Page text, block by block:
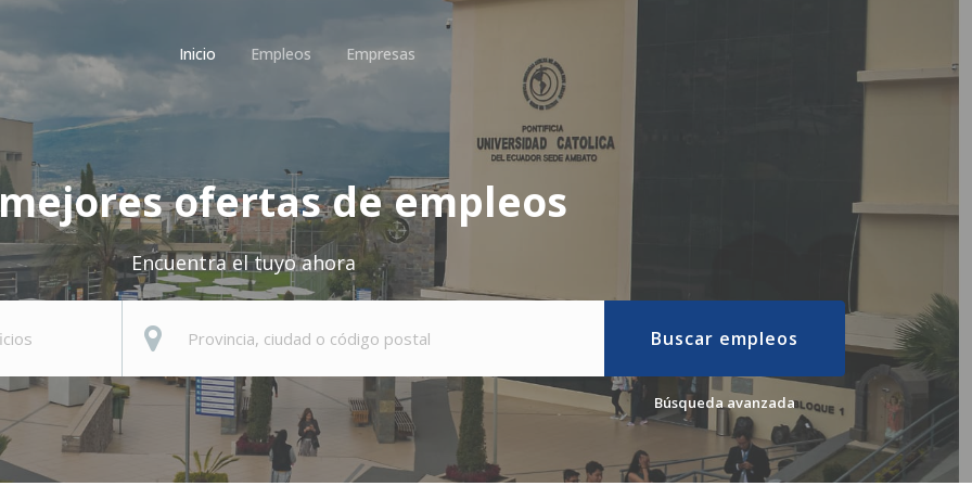
Inicio Empleos Empresas
ofertas de empleos
Encuentra el tuyo ahora
Buscar empleos
Búsqueda avanzada